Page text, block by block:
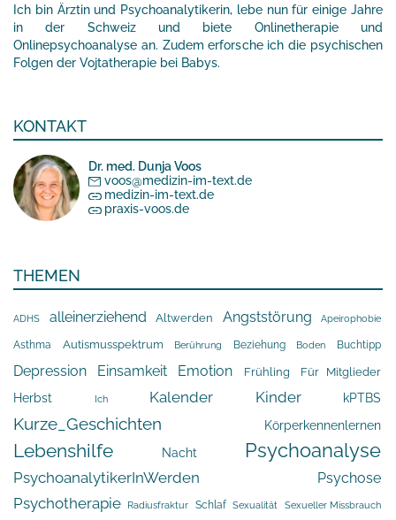
Ich bin Ärztin und Psychoanalytikerin, lebe nun für einige Jahre
in der Schweiz und biete Onlinetherapie und
Onlinepsychoanalyse an. Zudem erforsche ich die psychischen
Folgen der Vojtatherapie bei Babys.
KONTAKT
Dr. med. Dunja Voos
voos@medizin-im-text.de
medizin-im-text.de
praxis-voos.de
THEMEN
ADHS alleinerziehend Altwerden Angststörung Apeirophobie
Asthma Autismusspektrum Berührung Beziehung Boden Buchtipp
Depression Einsamkeit Emotion Frühling Für Mitglieder
Herbst Ich Kalender Kinder kPTBS
Kurze_Geschichten Körperkennenlernen
Lebenshilfe Nacht Psychoanalyse
PsychoanalytikerInWerden Psychose
Psychotherapie Radiusfraktur Schlaf Sexualität Sexueller Missbrauch